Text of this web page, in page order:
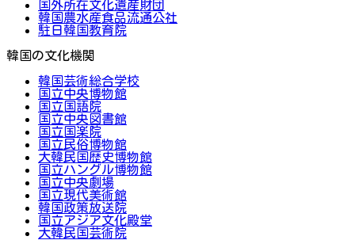
国外所在文化遺産財団
韓国農水産食品流通公社
駐日韓国教育院
韓国の文化機関
韓国芸術総合学校
国立中央博物館
国立国語院
国立中央図書館
国立国楽院
国立民俗博物館
大韓民国歴史博物館
国立ハングル博物館
国立中央劇場
国立現代美術館
韓国政策放送院
国立アジア文化殿堂
大韓民国芸術院